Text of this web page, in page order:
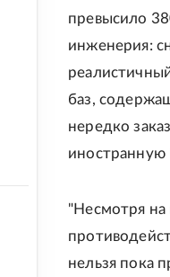
превысило
инженерия:
баз,
нередко
иностранную
"Несмотря на
нельзя пока